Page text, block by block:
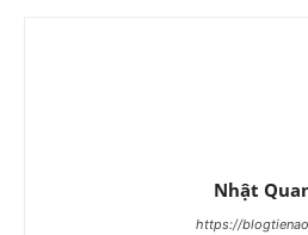
Nhật
https://